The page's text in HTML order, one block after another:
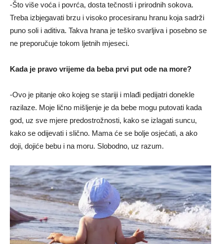
-Što više voća i povrća, dosta tečnosti i prirodnih sokova.
Treba izbjegavati brzu i visoko procesiranu hranu koja sadrži
puno soli i aditiva. Takva hrana je teško svarlјiva i posebno se
ne preporučuje tokom lјetnih mjeseci.
Kada je pravo vrijeme da beba prvi put ode na more?
-Ovo je pitanje oko kojeg se stariji i mlađi pedijatri donekle
razilaze. Moje lično mišlјenje je da bebe mogu putovati kada
god, uz sve mjere predostrožnosti, kako se izlagati suncu,
kako se odijevati i slično. Mama će se bolјe osjećati, a ako
doji, dojiće bebu i na moru. Slobodno, uz razum.